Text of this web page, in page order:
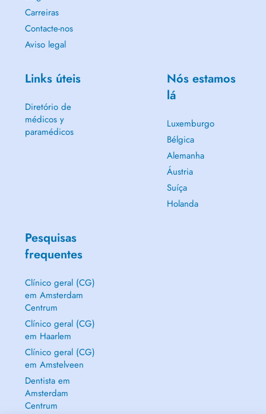
Carreiras
Contacte-nos
Aviso legal
Links úteis
Diretório de
médicos y
paramédicos
Nós estamos
lá
Luxemburgo
Bélgica
Alemanha
Áustria
Suíça
Holanda
Pesquisas
frequentes
Clínico geral (CG)
em Amsterdam
Centrum
Clínico geral (CG)
em Haarlem
Clínico geral (CG)
em Amstelveen
Dentista em
Amsterdam
Centrum